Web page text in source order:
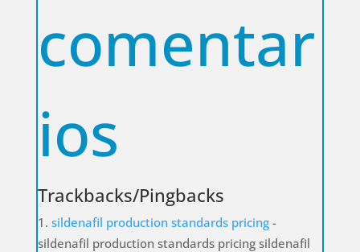
comentar
ios
Trackbacks/Pingbacks
sildenafil production standards pricing-
sildenafil production standards pricing sildenafil